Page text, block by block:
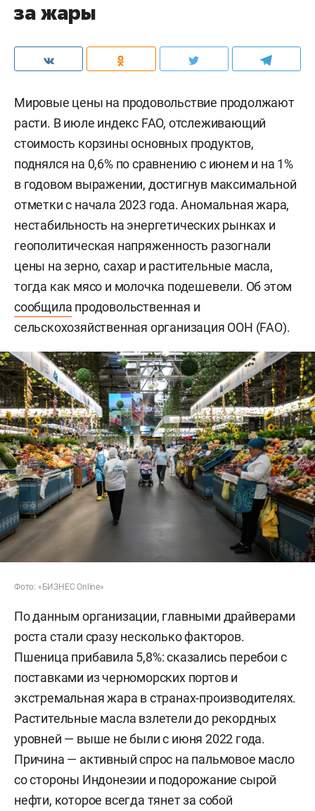
за жары
Мировые цены на продовольствие продолжают
расти. В июле индекс FAO, отслеживающий
стоимость корзины основных продуктов,
поднялся на 0,6% по сравнению с июнем и на 1%
в годовом выражении, достигнув максимальной
отметки с начала 2023 года. Аномальная жара,
нестабильность на энергетических рынках и
геополитическая напряженность разогнали
цены на зерно, сахар и растительные масла,
тогда как мясо и молочка подешевели. Об этом
сообщила продовольственная и
сельскохозяйственная организация ООН (FAO).
Фото: «БИЗНЕС Online»
По данным организации, главными драйверами
роста стали сразу несколько факторов.
Пшеница прибавила 5,8%: сказались перебои с
поставками из черноморских портов и
экстремальная жара в странах-производителях.
Растительные масла взлетели до рекордных
уровней — выше не были с июня 2022 года.
Причина — активный спрос на пальмовое масло
со стороны Индонезии и подорожание сырой
нефти, которое всегда тянет за собой